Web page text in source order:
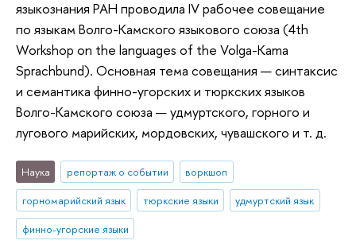
языкознания РАН проводила IV рабочее совещание
по языкам Волго-Камского языкового союза (4th
Workshop on the languages of the Volga-Kama
Sprachbund). Основная тема совещания — синтаксис
и семантика финно-угорских и тюркских языков
Волго-Камского союза — удмуртского, горного и
лугового марийских, мордовских, чувашского и т. д.
Наука репортаж о событии
воркшоп
горномарийский язык
тюркские языки
удмуртский язык
финно-угорские языки